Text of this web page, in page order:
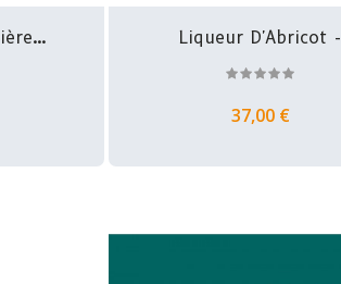
Liqueur D'Abricot -
37,00 €